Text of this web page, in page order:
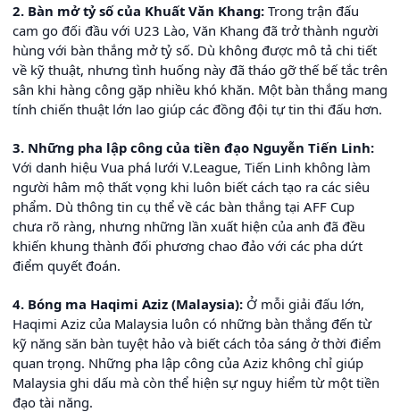
2. Bàn mở tỷ số của Khuất Văn Khang: Trong trận đấu
cam go đối đầu với U23 Lào, Văn Khang đã trở thành người
hùng với bàn thắng mở tỷ số. Dù không được mô tả chi tiết
về kỹ thuật, nhưng tình huống này đã tháo gỡ thế bế tắc trên
sân khi hàng công gặp nhiều khó khăn. Một bàn thắng mang
tính chiến thuật lớn lao giúp các đồng đội tự tin thi đấu hơn.
3. Những pha lập công của tiền đạo Nguyễn Tiến Linh:
Với danh hiệu Vua phá lưới V.League, Tiến Linh không làm
người hâm mộ thất vọng khi luôn biết cách tạo ra các siêu
phẩm. Dù thông tin cụ thể về các bàn thắng tại AFF Cup
chưa rõ ràng, nhưng những lần xuất hiện của anh đã đều
khiến khung thành đối phương chao đảo với các pha dứt
điểm quyết đoán.
4. Bóng ma Haqimi Aziz (Malaysia): Ở mỗi giải đấu lớn,
Haqimi Aziz của Malaysia luôn có những bàn thắng đến từ
kỹ năng săn bàn tuyệt hảo và biết cách tỏa sáng ở thời điểm
quan trọng. Những pha lập công của Aziz không chỉ giúp
Malaysia ghi dấu mà còn thể hiện sự nguy hiểm từ một tiền
đạo tài năng.